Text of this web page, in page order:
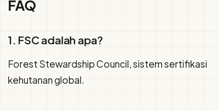
FAQ
1. FSC adalah apa?
Forest Stewardship Council, sistem sertifikasi
kehutanan global.